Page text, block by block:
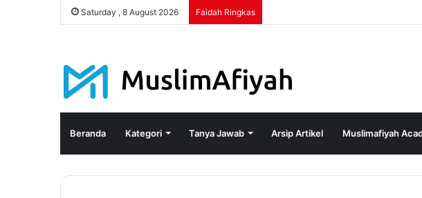
Saturday , 8 August 2026 Faidah Ringkas
Beranda Kategori Tanya Jawab Arsip Artikel Muslimafiyah